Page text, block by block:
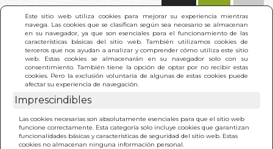
Este sitio web utiliza cookies para mejorar su experiencia mientras
navega. Las cookies que se clasifican según sea necesario se almacenan
en su navegador, ya que son esenciales para el funcionamiento de las
características básicas del sitio web. También utilizamos cookies de
terceros que nos ayudan a analizar y comprender cómo utiliza este sitio
web. Estas cookies se almacenarán en su navegador solo con su
consentimiento. También tiene la opción de optar por no recibir estas
cookies. Pero la exclusión voluntaria de algunas de estas cookies puede
afectar su experiencia de navegación.
Imprescindibles
Las cookies necesarias son absolutamente esenciales para que el sitio web
funcione correctamente. Esta categoría solo incluye cookies que garantizan
funcionalidades básicas y características de seguridad del sitio web. Estas
cookies no almacenan ninguna información personal.
INICIO > SIN TI